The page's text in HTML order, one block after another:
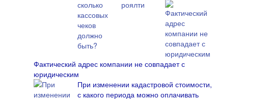
Фактический адрес компании не совпадает с
юридическим
При изменении кадастровой стоимости,
с какого периода можно оплачивать